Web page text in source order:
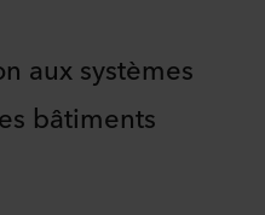
aux systèmes
bâtiments